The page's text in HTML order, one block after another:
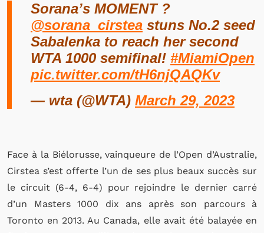
Sorana’s MOMENT ?
@sorana_cirstea stuns No.2 seed
Sabalenka to reach her second
WTA 1000 semifinal! #MiamiOpen
pic.twitter.com/tH6njQAQKv
— wta (@WTA) March 29, 2023
Face à la Biélorusse, vainqueure de l’Open d’Australie,
Cirstea s’est offerte l’un de ses plus beaux succès sur
le circuit (6-4, 6-4) pour rejoindre le dernier carré
d’un Masters 1000 dix ans après son parcours à
Toronto en 2013. Au Canada, elle avait été balayée en